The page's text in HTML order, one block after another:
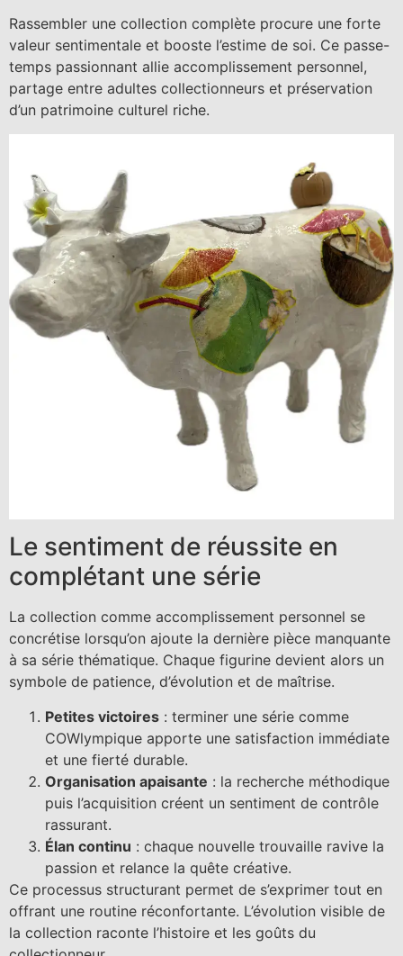
Rassembler une collection complète procure une forte
valeur sentimentale et booste l’estime de soi. Ce passe-
temps passionnant allie accomplissement personnel,
partage entre adultes collectionneurs et préservation
d’un patrimoine culturel riche.
Le sentiment de réussite en
complétant une série
La collection comme accomplissement personnel se
concrétise lorsqu’on ajoute la dernière pièce manquante
à sa série thématique. Chaque figurine devient alors un
symbole de patience, d’évolution et de maîtrise.
Petites victoires : terminer une série comme
COWlympique apporte une satisfaction immédiate
et une fierté durable.
Organisation apaisante : la recherche méthodique
puis l’acquisition créent un sentiment de contrôle
rassurant.
Élan continu : chaque nouvelle trouvaille ravive la
passion et relance la quête créative.
Ce processus structurant permet de s’exprimer tout en
offrant une routine réconfortante. L’évolution visible de
la collection raconte l’histoire et les goûts du